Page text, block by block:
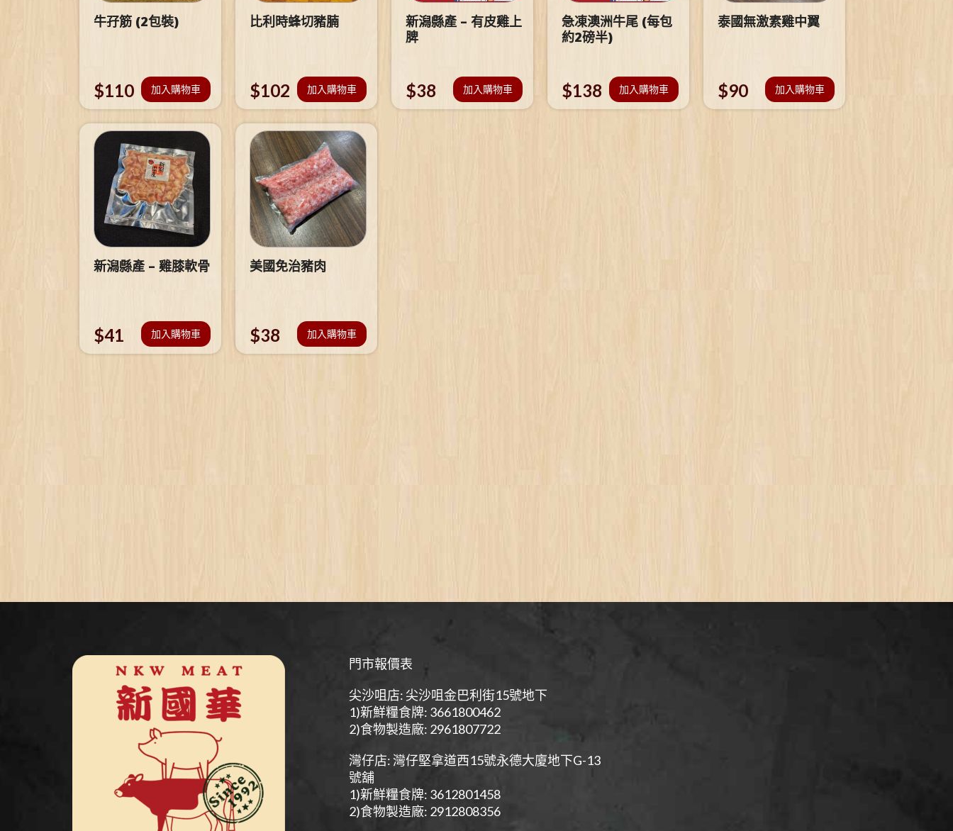
牛孖筋 (2包裝)
$110 加入購物車
比利時蜂切豬腩
$102 加入購物車
新潟縣產 – 有皮雞上
脾
$38 加入購物車
急凍澳洲牛尾 (每包
約2磅半)
$138 加入購物車
泰國無激素雞中翼
$90 加入購物車
新潟縣產 – 雞膝軟骨
$41 加入購物車
美國免治豬肉
$38 加入購物車
門市報價表
尖沙咀店: 尖沙咀金巴利街15號地下
1)新鮮糧食牌: 3661800462
2)食物製造廠: 2961807722
灣仔店: 灣仔堅拿道西15號永德大廈地下G-13
號舖
1)新鮮糧食牌: 3612801458
2)食物製造廠: 2912808356